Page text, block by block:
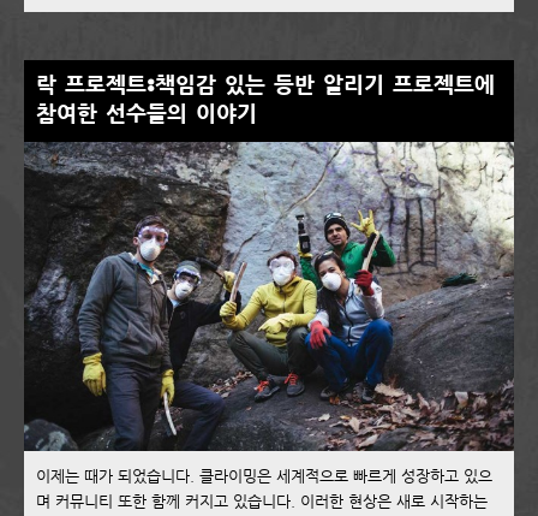
락 프로젝트:책임감 있는 등반 알리기 프로젝트에
참여한 선수들의 이야기
이제는 때가 되었습니다. 클라이밍은 세계적으로 빠르게 성장하고 있으
며 커뮤니티 또한 함께 커지고 있습니다. 이러한 현상은 새로 시작하는